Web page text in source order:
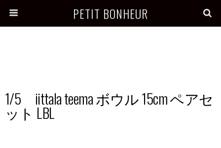
PETIT BONHEUR
1/5 iittala teema ボウル 15cm ペアセ
ット LBL